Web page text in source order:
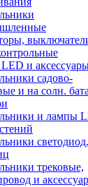
и
садово-
и на солн.
и лампы
трековые,
и